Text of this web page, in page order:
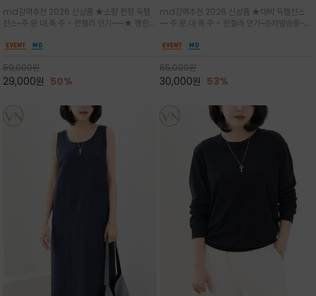
고 자연스러운 멋이 있는 핏으로 여름내
내 편하고 감각적으로 입으세요
md강력추천 2026 신상품 ★소량 한정 득템
찬스~주.문.대.폭.주 - 전컬러 인기~~~★ 쨍한듯
내추럴한 컬러감이 매력적인 티셔츠/여유로운
59,000원
29,000원 50%
워크 (Line Work) & 스케치/감각적
인 아트워크 프린트가 시선을 끄는 루즈
핏 강연티셔츠
md강력추천 2026 신상품 ★대박 득템찬스
~~ 주.문.대.폭.주 - 전컬러 인기~순차발송중~★
한 착용감을 선사하며, 자연스럽게 떨어지는 실루
으로도 포인트가 되며, 데일리 활
65,000원
30,000원 53%